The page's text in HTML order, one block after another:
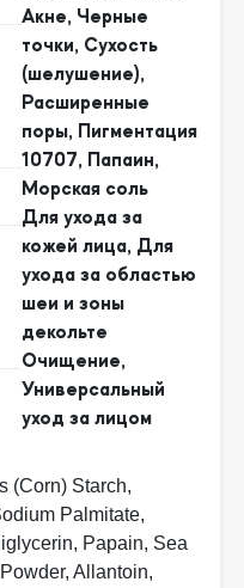
Акне, Черные
точки, Сухость
(шелушение),
Расширенные
поры, Пигментация
10707, Папаин,
Морская соль
Для ухода за
кожей лица, Для
ухода за областью
шеи и зоны
декольте
Очищение,
Универсальный
уход за лицом
(Corn) Starch,
Palmitate,
Papain, Sea
Allantoin,